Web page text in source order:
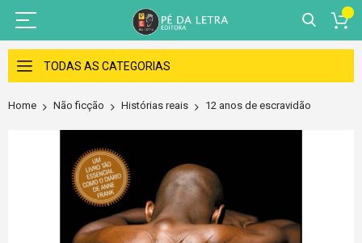
Skip
to
Content
TODAS AS CATEGORIAS
Home Não ficção Histórias reais 12 anos de escravidão